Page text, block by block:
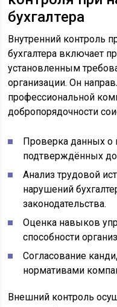
бухгалтера
Внутренний контроль
бухгалтера включает
установленным
организации. Он
профессиональной
добропорядочности
Проверка данных о
подтверждённых
Анализ трудовой
нарушений
законодательства.
Оценка навыков
способности
Согласование
нормативами
Внешний контроль